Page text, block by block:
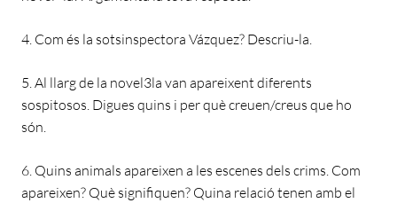
4. Com és la sotsinspectora Vázquez? Descriu-la.
5. Al llarg de la novel3la van apareixent diferents
sospitosos. Digues quins i per què creuen/creus que ho
són.
6. Quins animals apareixen a les escenes dels crims. Com
apareixen? Què signifiquen? Quina relació tenen amb el